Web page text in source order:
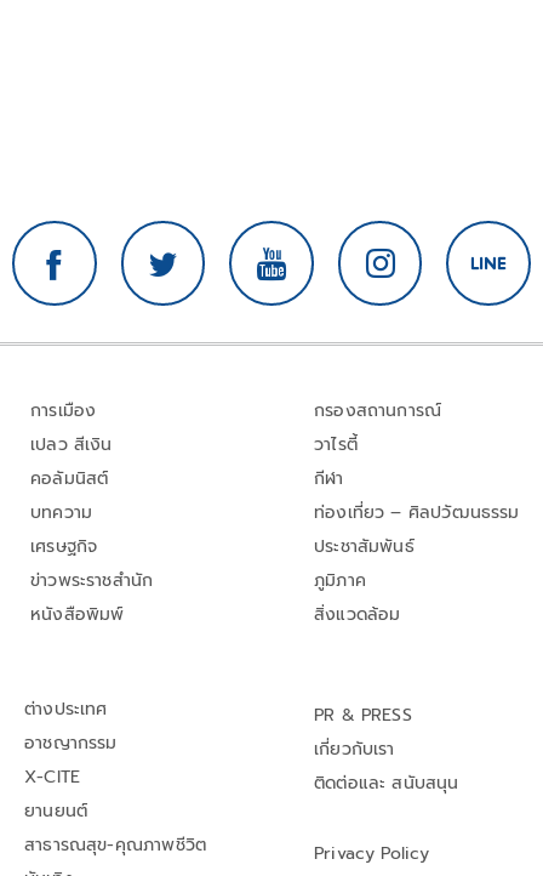
การเมือง
เปลว สีเงิน
คอลัมนิสต์
บทความ
เศรษฐกิจ
ข่าวพระราชสำนัก
หนังสือพิมพ์
กรองสถานการณ์
วาไรตี้
กีฬา
ท่องเที่ยว – ศิลปวัฒนธรรม
ประชาสัมพันธ์
ภูมิภาค
สิ่งแวดล้อม
ต่างประเทศ
อาชญากรรม
X-CITE
ยานยนต์
สาธารณสุข-คุณภาพชีวิต
PR & PRESS
เกี่ยวกับเรา
ติดต่อและ สนับสนุน
Privacy Policy